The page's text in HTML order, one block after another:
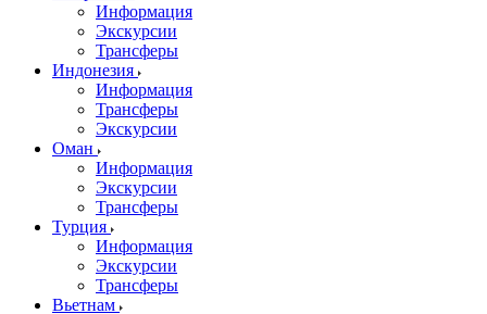
Информация
Экскурсии
Трансферы
Индонезия
Информация
Трансферы
Экскурсии
Оман
Информация
Экскурсии
Трансферы
Турция
Информация
Экскурсии
Трансферы
Вьетнам